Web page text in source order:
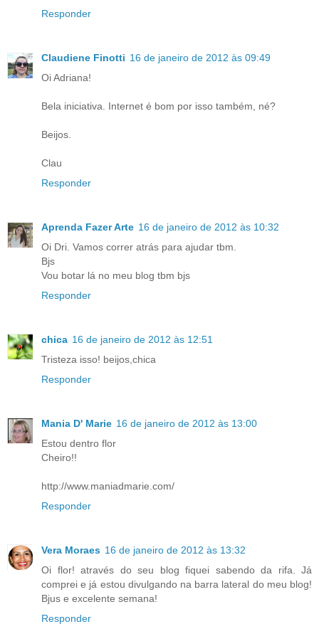
Responder
Claudiene Finotti 16 de janeiro de 2012 às 09:49
Oi Adriana!
Bela iniciativa. Internet é bom por isso também, né?
Beijos.
Clau
Responder
Aprenda Fazer Arte 16 de janeiro de 2012 às 10:32
Oi Dri. Vamos correr atrás para ajudar tbm.
Bjs
Vou botar lá no meu blog tbm bjs
Responder
chica 16 de janeiro de 2012 às 12:51
Tristeza isso! beijos,chica
Responder
Mania D' Marie 16 de janeiro de 2012 às 13:00
Estou dentro flor
Cheiro!!
http://www.maniadmarie.com/
Responder
Vera Moraes 16 de janeiro de 2012 às 13:32
Oi flor! através do seu blog fiquei sabendo da rifa. Já
comprei e já estou divulgando na barra lateral do meu blog!
Bjus e excelente semana!
Responder